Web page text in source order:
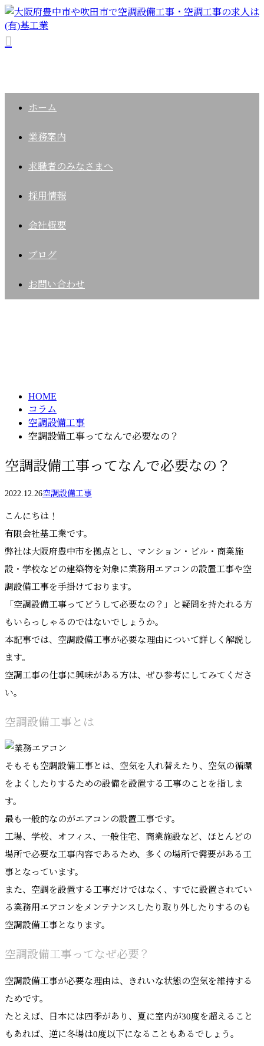
ホーム
業務案内
求職者のみなさまへ
採用情報
会社概要
ブログ
お問い合わせ
HOME
コラム
空調設備工事
空調設備工事ってなんで必要なの？
空調設備工事ってなんで必要なの？
2022.12.26空調設備工事
こんにちは！
有限会社基工業です。
弊社は大阪府豊中市を拠点とし、マンション・ビル・商業施
設・学校などの建築物を対象に業務用エアコンの設置工事や空
調設備工事を手掛けております。
「空調設備工事ってどうして必要なの？」と疑問を持たれる方
もいらっしゃるのではないでしょうか。
本記事では、空調設備工事が必要な理由について詳しく解説し
ます。
空調工事の仕事に興味がある方は、ぜひ参考にしてみてくださ
い。
空調設備工事とは
そもそも空調設備工事とは、空気を入れ替えたり、空気の循環
をよくしたりするための設備を設置する工事のことを指しま
す。
最も一般的なのがエアコンの設置工事です。
工場、学校、オフィス、一般住宅、商業施設など、ほとんどの
場所で必要な工事内容であるため、多くの場所で需要がある工
事となっています。
また、空調を設置する工事だけではなく、すでに設置されてい
る業務用エアコンをメンテナンスしたり取り外したりするのも
空調設備工事となります。
空調設備工事ってなぜ必要？
空調設備工事が必要な理由は、きれいな状態の空気を維持する
ためです。
たとえば、日本には四季があり、夏に室内が30度を超えること
もあれば、逆に冬場は0度以下になることもあるでしょう。